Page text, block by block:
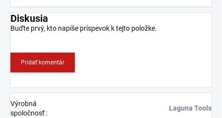
Diskusia
Buďte prvý, kto napíše príspevok k tejto položke.
Pridať komentár
Výrobná
spoločnosť:
Laguna Tools